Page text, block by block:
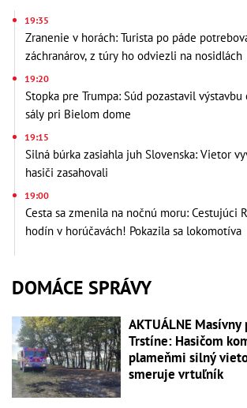
19:35
Zranenie v horách: Turista po páde
záchranárov, z túry ho odviezli na nosidlách
19:20
Stopka pre Trumpa: Súd pozastavil
sály pri Bielom dome
19:15
Silná búrka zasiahla juh Slovenska: Vietor
hasiči zasahovali
19:00
Cesta sa zmenila na nočnú moru: Cestujúci
hodín v horúčavách! Pokazila sa lokomotíva
DOMÁCE SPRÁVY
AKTUÁLNE
Trstíne: Hasičom
plameňmi silný vietor, na
smeruje vrtuľník